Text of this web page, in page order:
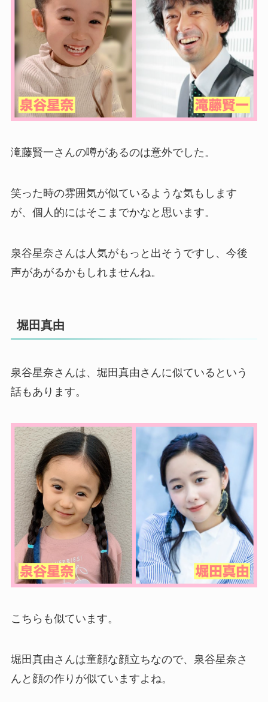
滝藤賢一さんの噂があるのは意外でした。
笑った時の雰囲気が似ているような気もします
が、個人的にはそこまでかなと思います。
泉谷星奈さんは人気がもっと出そうですし、今後
声があがるかもしれませんね。
堀田真由
泉谷星奈さんは、堀田真由さんに似ているという
話もあります。
こちらも似ています。
堀田真由さんは童顔な顔立ちなので、泉谷星奈さ
んと顔の作りが似ていますよね。